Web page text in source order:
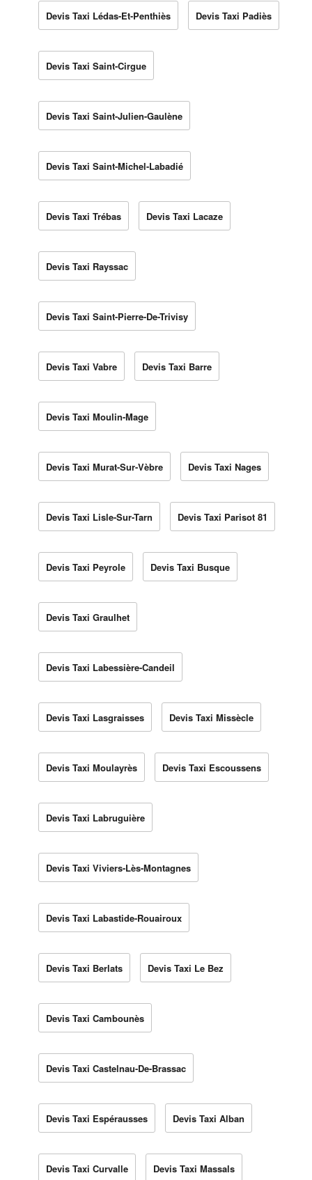
Devis Taxi Lédas-Et-Penthiès Devis Taxi Padiès
Devis Taxi Saint-Cirgue
Devis Taxi Saint-Julien-Gaulène
Devis Taxi Saint-Michel-Labadié
Devis Taxi Trébas Devis Taxi Lacaze
Devis Taxi Rayssac
Devis Taxi Saint-Pierre-De-Trivisy
Devis Taxi Vabre Devis Taxi Barre
Devis Taxi Moulin-Mage
Devis Taxi Murat-Sur-Vèbre Devis Taxi Nages
Devis Taxi Lisle-Sur-Tarn Devis Taxi Parisot 81
Devis Taxi Peyrole Devis Taxi Busque
Devis Taxi Graulhet
Devis Taxi Labessière-Candeil
Devis Taxi Lasgraisses Devis Taxi Missècle
Devis Taxi Moulayrès Devis Taxi Escoussens
Devis Taxi Labruguière
Devis Taxi Viviers-Lès-Montagnes
Devis Taxi Labastide-Rouairoux
Devis Taxi Berlats Devis Taxi Le Bez
Devis Taxi Cambounès
Devis Taxi Castelnau-De-Brassac
Devis Taxi Espérausses Devis Taxi Alban
Devis Taxi Curvalle Devis Taxi Massals